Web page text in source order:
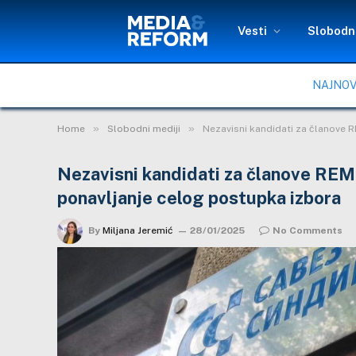
Vesti
Home » Slobodni mediji » Nezavisni kandidati za članove
Nezavisni kandidati za članove
ponavljanje celog postupka izbora
By Miljana Jeremić 28/01/2025 No Comments